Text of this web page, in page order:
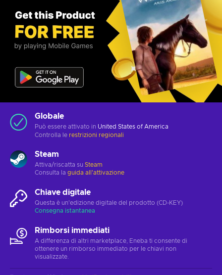
Globale
Può essere attivato in United States of America
Controlla le restrizioni regionali
Steam
Attiva/riscatta su Steam
Consulta la guida all'attivazione
Chiave digitale
Questa è un'edizione digitale del prodotto (CD-KEY)
Consegna istantanea
Rimborsi immediati
A differenza di altri marketplace, Eneba ti consente di
ottenere un rimborso immediato per le chiavi non
visualizzate.